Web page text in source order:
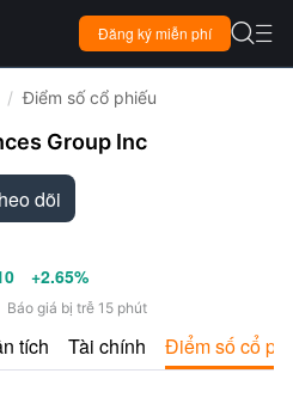
Đăng ký miễn phí  
/ Điểm số cổ phiếu
Group Inc
dõi
+2.65%
Báo giá bị trễ 15 phút
tích Tài chính Điểm số cổ